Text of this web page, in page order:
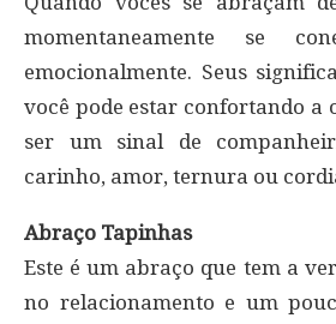
momentaneamente se
emocionalmente. Seus
você pode estar confortando a
ser um sinal de
carinho, amor, ternura ou
Abraço Tapinhas
Este é um abraço que tem a
no relacionamento e um